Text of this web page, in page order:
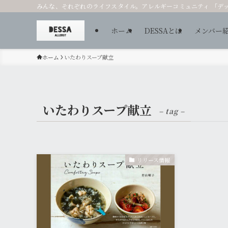
みんな、それぞれのライフスタイル。アレルギーコミュニティ 「デッ
ホーム DESSAとは メンバー
ホーム いたわりスープ献立
いたわりスープ献立 – tag –
リリース情報